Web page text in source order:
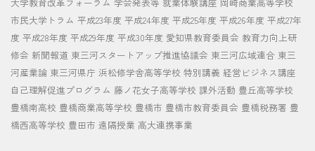
市民大学トラム 平成23年度 平成24年度 平成25年度 平成26年度 平成27年
度 平成28年度 平成29年度 平成30年度 愛知県教育委員会 教育力向上研
修会 新聞報道 東三河スタートアップ推進協議会 東三河広域連合 東三
河産業論 東三河県庁 浜松修学舎高等学校 特別講義 経営ビジネス講座
自己理解促進プログラム 藤ノ花女子高等学校 課外活動 豊丘高等学校
豊橋南高校 豊橋商業高等学校 豊橋市 豊橋市教育委員会 豊橋税務署 豊
橋西高等学校 豊田市 遠隔授業 高大連携事業